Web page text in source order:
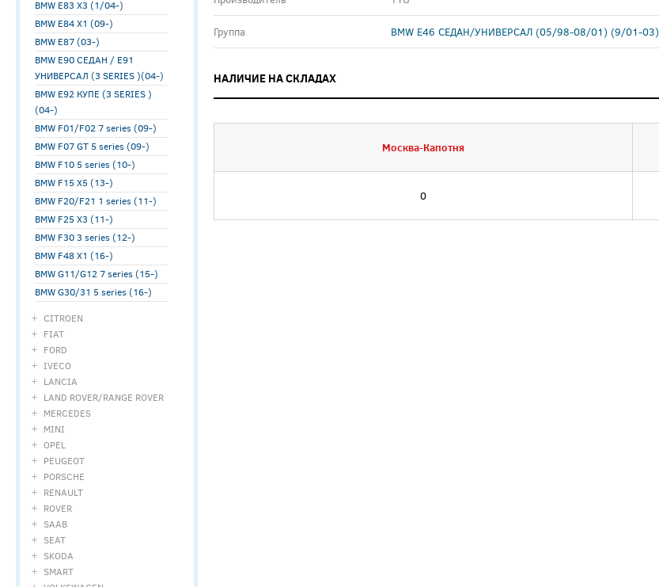
BMW E83 X3 (1/04-)
BMW E84 X1 (09-)
BMW E87 (03-)
BMW E90 СЕДАН / E91
УНИВЕРСАЛ (3 SERIES )(04-)
BMW E92 КУПЕ (3 SERIES )
(04-)
BMW F01/F02 7 series (09-)
BMW F07 GT 5 series (09-)
BMW F10 5 series (10-)
BMW F15 X5 (13-)
BMW F20/F21 1 series (11-)
BMW F25 X3 (11-)
BMW F30 3 series (12-)
BMW F48 X1 (16-)
BMW G11/G12 7 series (15-)
BMW G30/31 5 series (16-)
CITROEN
FIAT
FORD
IVECO
LANCIA
LAND ROVER/RANGE ROVER
MERCEDES
MINI
OPEL
PEUGEOT
PORSCHE
RENAULT
ROVER
SAAB
SEAT
SKODA
SMART
Группа BMW E46 СЕДАН/УНИВЕРСАЛ (05/98-08/01) (9/01-03)
НАЛИЧИЕ НА СКЛАДАХ
Москва-Капотня
0